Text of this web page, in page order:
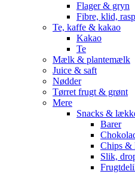
Flager & gryn
Fibre, klid,
Te, kaffe & kakao
Kakao
Te
Mælk & plantemælk
Juice & saft
Nødder
Tørret frugt & grønt
Mere
Snacks &
Barer
Chips &
Slik,